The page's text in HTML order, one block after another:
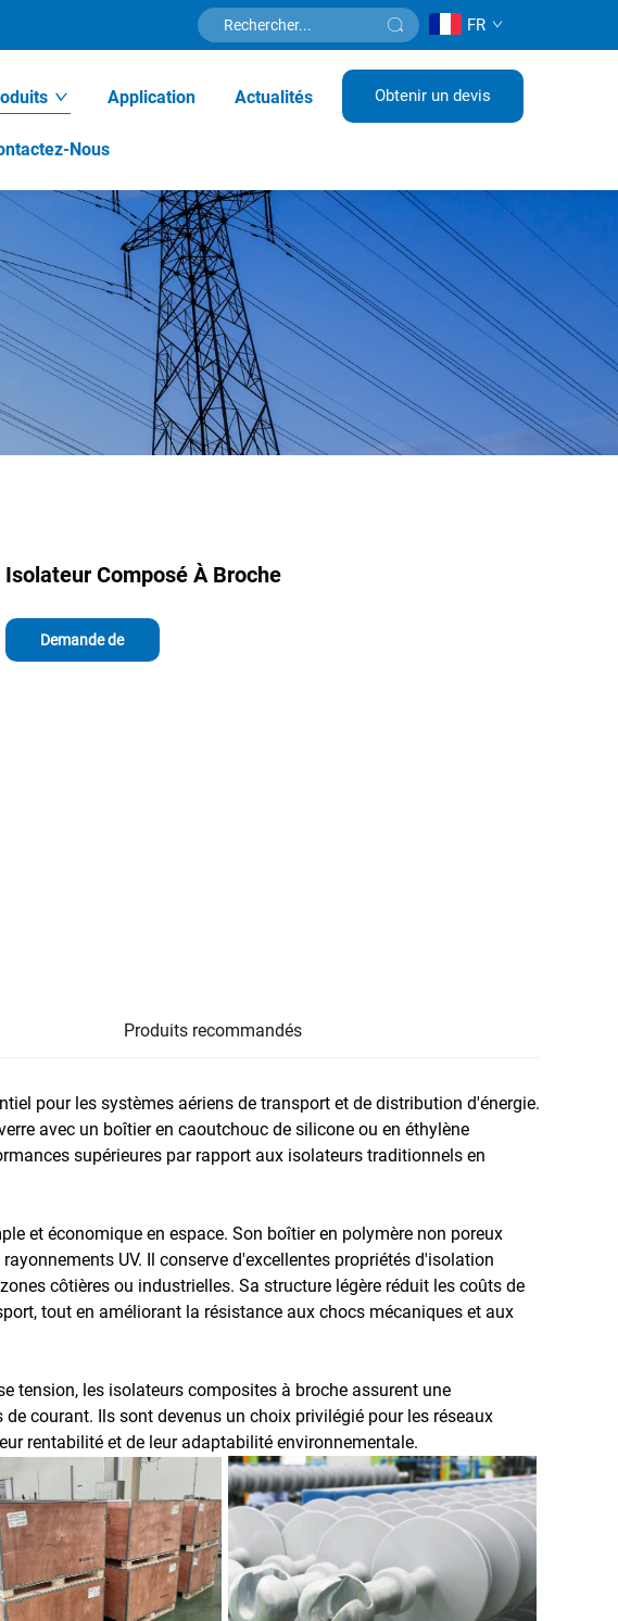
FR
Application Actualités
Nous
Obtenir un devis
Isolateur Composé À Broche
Demande de
Produits recommandés
pour les systèmes aériens de transport et de distribution d'énergie.
avec un boîtier en caoutchouc de silicone ou en éthylène
supérieures par rapport aux isolateurs traditionnels en
et économique en espace. Son boîtier en polymère non poreux
UV. Il conserve d'excellentes propriétés d'isolation
côtières ou industrielles. Sa structure légère réduit les coûts de
tout en améliorant la résistance aux chocs mécaniques et aux
tension, les isolateurs composites à broche assurent une
courant. Ils sont devenus un choix privilégié pour les réseaux
rentabilité et de leur adaptabilité environnementale.